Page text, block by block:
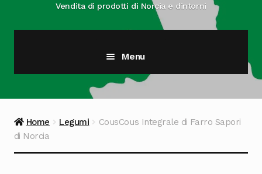
Vendita di prodotti di Norcia e dintorni
Menu
Salumi
Home Legumi
CousCous Integrale di Farro Sapori
di Norcia